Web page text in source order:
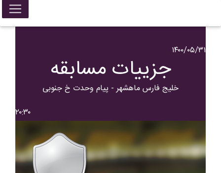
۱۴۰۰/۰۵/۳۱
جزییات مسابقه
خلیج فارس ماهشهر - پیام وحدت خ جنوبی
۲۰:۳۰